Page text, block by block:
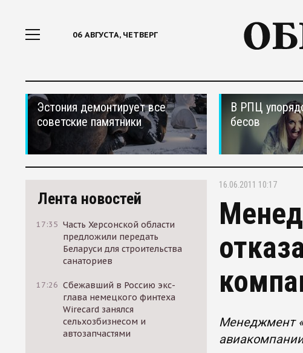
06 АВГУСТА, ЧЕТВЕРГ
Эстония демонтирует все
советские памятники
В РПЦ
бесов
Лента новостей
17:35 Часть Херсонской области
предложили передать
Беларуси для строительства
санаториев
17:26 Сбежавший в Россию экс-
глава немецкого финтеха
Wirecard занялся
сельхозбизнесом и
автозапчастями
16.06.2011 10:17
Менеджмент